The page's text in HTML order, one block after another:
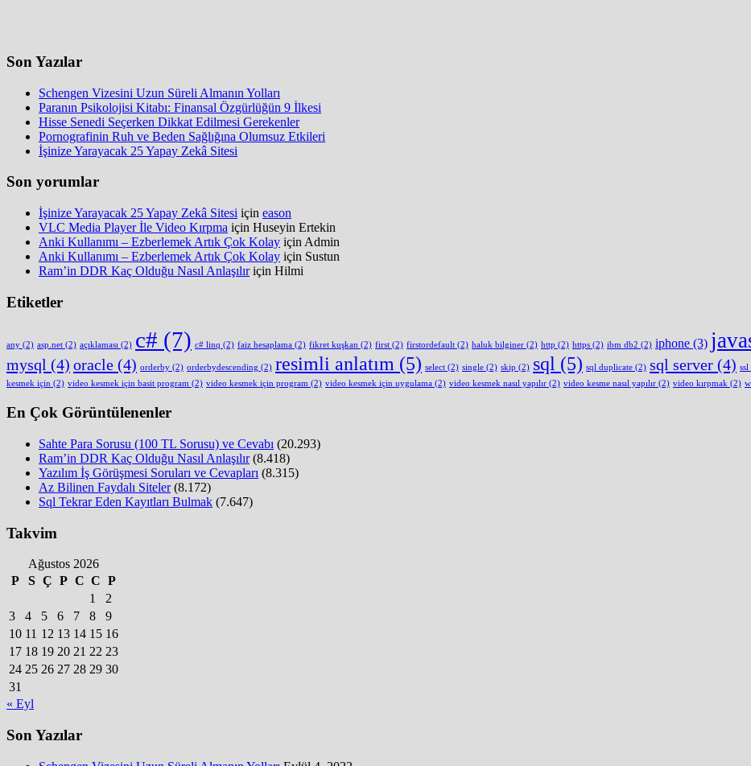
Son Yazılar
Schengen Vizesini Uzun Süreli Almanın Yolları
Paranın Psikolojisi Kitabı: Finansal Özgürlüğün 9 İlkesi
Hisse Senedi Seçerken Dikkat Edilmesi Gerekenler
Pornografinin Ruh ve Beden Sağlığına Olumsuz Etkileri
İşinize Yarayacak 25 Yapay Zekâ Sitesi
Son yorumlar
İşinize Yarayacak 25 Yapay Zekâ Sitesi için eason
VLC Media Player İle Video Kırpma için Huseyin Ertekin
Anki Kullanımı – Ezberlemek Artık Çok Kolay için Admin
Anki Kullanımı – Ezberlemek Artık Çok Kolay için Sustun
Ram’in DDR Kaç Olduğu Nasıl Anlaşılıriçin Hilmi
Etiketler
any (2) asp.net (2) açıklaması (2) c# (7) c# linq (2) faiz hesaplama (2) fikret kuşkan (2) first (2) firstordefault (2) haluk bilginer (2) http (2) https (2) ibm db2 (2) iphone (3)
mysql (4) oracle (4) orderby (2) orderbydescending (2) resimli anlatım (5) select (2) single (2) skip (2) sql (5) sql duplicate (2) sql server (4) ssl
kesmek için (2) video kesmek için basit program (2) video kesmek için program (2) video kesmek için uygulama (2) video kesmek nasıl yapılır (2) video kesme nasıl yapılır (2) video kırpmak (2)
En Çok Görüntülenenler
Sahte Para Sorusu (100 TL Sorusu) ve Cevabı (20.293)
Ram’in DDR Kaç Olduğu Nasıl Anlaşılır (8.418)
Yazılım İş Görüşmesi Soruları ve Cevapları (8.315)
Az Bilinen Faydalı Siteler (8.172)
Sql Tekrar Eden Kayıtları Bulmak (7.647)
Takvim
Ağustos 2026
P
S Ç P C C P
1
2
3
4 5 6 7 8
9
10 11 12 13 14 15 16
17 18 19 20 21 22 23
24 25 26 27 28 29 30
31
« Eyl
Son Yazılar